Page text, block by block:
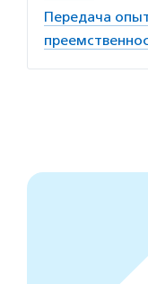
Передача